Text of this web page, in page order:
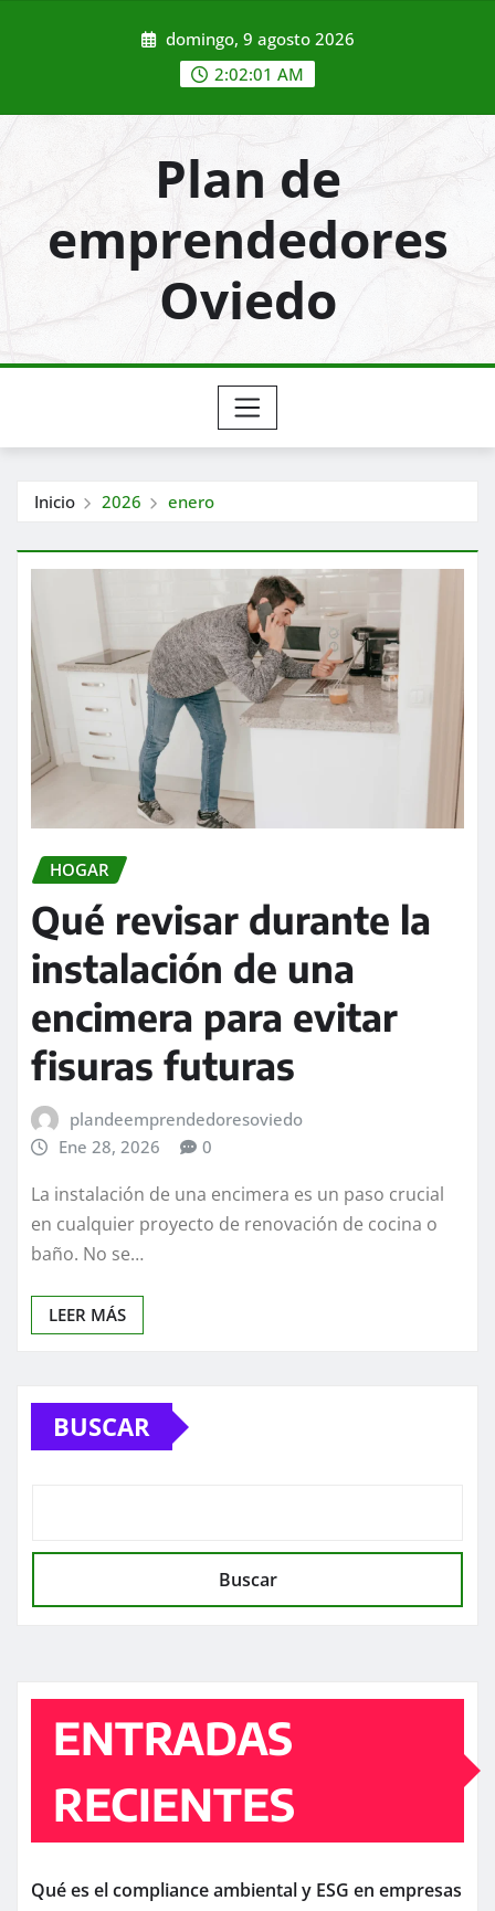
domingo, 9 agosto 2026
2:02:02 AM
Plan de
emprendedores
Oviedo
Inicio 2026 enero
HOGAR
Qué revisar durante la
instalación de una
encimera para evitar
fisuras futuras
plandeemprendedoresoviedo
Ene 28, 2026
0
La instalación de una encimera es un paso crucial
en cualquier proyecto de renovación de cocina o
baño. No se…
LEER MÁS
BUSCAR
Buscar
ENTRADAS
RECIENTES
Qué es el compliance ambiental y ESG en empresas